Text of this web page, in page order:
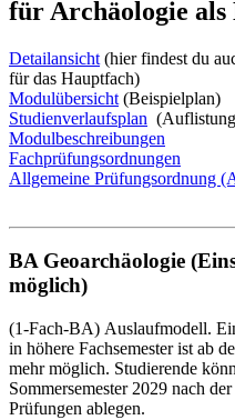
für Archäologie als
Detailansicht (hier findest du
für das Hauptfach)
Modulübersicht (Beispielplan)
Studienverlaufsplan
Modulbeschreibungen
Fachprüfungsordnungen
Allgemeine Prüfungsordnung
BA Geoarchäologie
möglich)
(1-Fach-BA) Auslaufmodell.
in höhere Fachsemester ist ab
mehr möglich. Studierende
Sommersemester 2029 nach
Prüfungen ablegen.